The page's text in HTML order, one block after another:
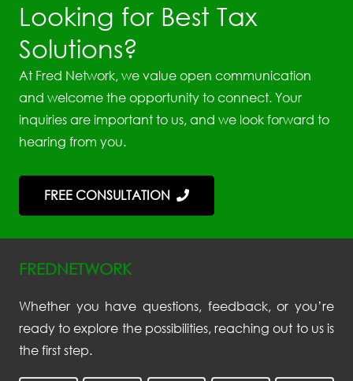
Looking for Best Tax
Solutions?
At Fred Network, we value open communication
and welcome the opportunity to connect. Your
inquiries are important to us, and we look forward to
hearing from you.
FREE CONSULTATION
FREDNETWORK
Whether you have questions, feedback, or you’re
ready to explore the possibilities, reaching out to us is
the first step.